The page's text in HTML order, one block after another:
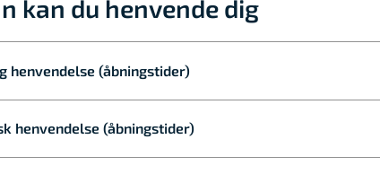
kan du henvende dig
henvendelse (åbningstider)
henvendelse (åbningstider)